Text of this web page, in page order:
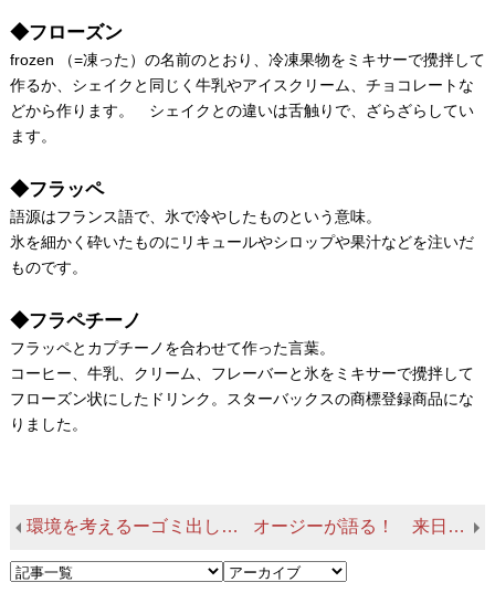
◆フローズン
frozen （=凍った）の名前のとおり、冷凍果物をミキサーで攪拌して
作るか、シェイクと同じく牛乳やアイスクリーム、チョコレートな
どから作ります。 シェイクとの違いは舌触りで、ざらざらしてい
ます。
◆フラッペ
語源はフランス語で、氷で冷やしたものという意味。
氷を細かく砕いたものにリキュールやシロップや果汁などを注いだ
ものです。
◆フラペチーノ
フラッペとカプチーノを合わせて作った言葉。
コーヒー、牛乳、クリーム、フレーバーと氷をミキサーで攪拌して
フローズン状にしたドリンク。スターバックスの商標登録商品にな
りました。
環境を考えるーゴミ出し（バンクーバーの場合） オージーが語る！ 来日当時のカルチャーショック